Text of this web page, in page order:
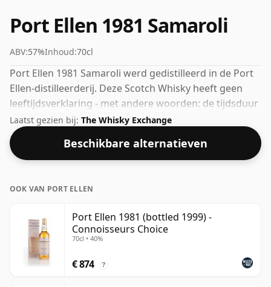
Port Ellen 1981 Samaroli
ABV:57%Inhoud:70cl
Port Ellen 1981 Samaroli werd gedistilleerd in de Port
Ellen-distilleerderij. Deze Scotch Whisky heeft geen
leeftijdsverklaring - met andere woorden: de tijdsduur
dat de spirit in de fles heeft gerijpt, is niet aangegeven.
Met een percentage van 57% kun je zeker een paar
druppels fatsoenlijk water aan deze whisky toevoegen
om de textuur te verbeteren en de geest te openen.
Laatst gezien bij: The Whisky Exchange
Beschikbare alternatieven
OOK VAN PORT ELLEN
Port Ellen 1981 (bottled 1999) -
Connoisseurs Choice
70cl • 40%
€ 874 ?